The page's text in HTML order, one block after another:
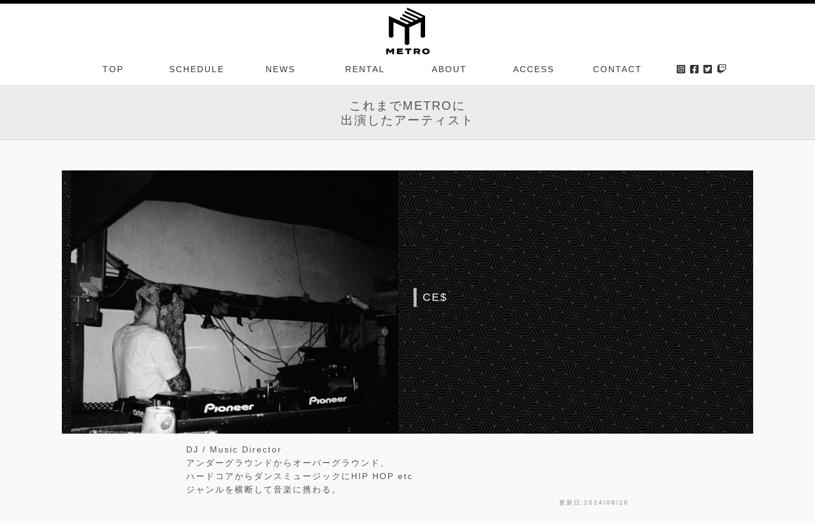
TOP SCHEDULE NEWS RENTAL ABOUT ACCESS CONTACT
これまでMETROに
出演したアーティスト
CE$
DJ / Music Director
アンダーグラウンドからオーバーグラウンド、
ハードコアからダンスミュージックにHIP HOP etc
ジャンルを横断して音楽に携わる。
更新日:2024/09/26